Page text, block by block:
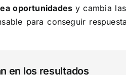
oportunidades y cambia
para conseguir
en los resultados